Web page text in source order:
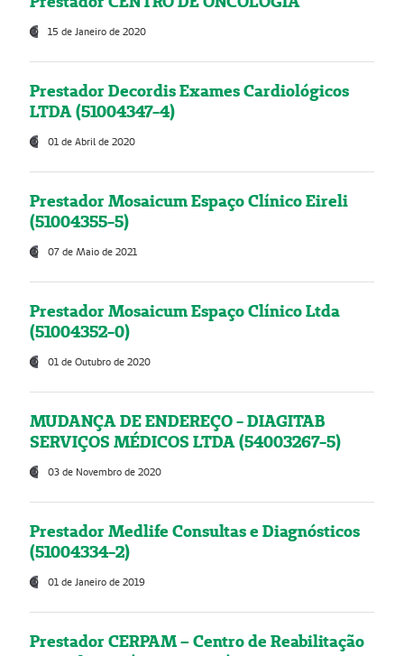
15 de Janeiro de 2020
Prestador Decordis Exames Cardiológicos
LTDA (51004347-4)
01 de Abril de 2020
Prestador Mosaicum Espaço Clínico Eireli
(51004355-5)
07 de Maio de 2021
Prestador Mosaicum Espaço Clínico Ltda
(51004352-0)
01 de Outubro de 2020
MUDANÇA DE ENDEREÇO - DIAGITAB
SERVIÇOS MÉDICOS LTDA (54003267-5)
03 de Novembro de 2020
Prestador Medlife Consultas e Diagnósticos
(51004334-2)
01 de Janeiro de 2019
Prestador CERPAM – Centro de Reabilitação